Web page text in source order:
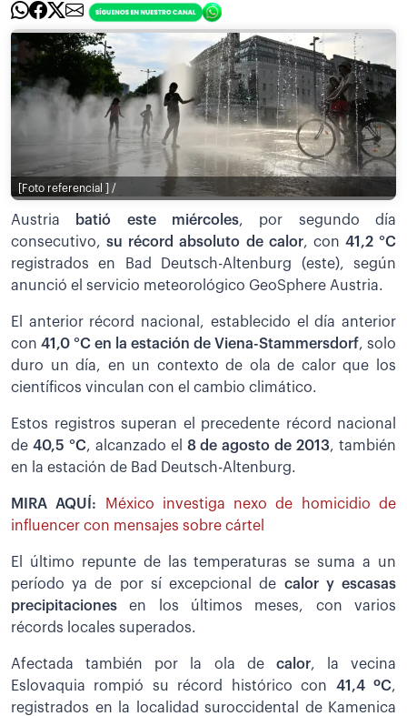
[Foto referencial ] /
Austria batió este miércoles, por segundo día
consecutivo,su récord absoluto de calor, con 41,2 °C
registrados en Bad Deutsch-Altenburg (este), según
anunció el servicio meteorológico GeoSphere Austria.
El anterior récord nacional, establecido el día anterior
con 41,0 °C en la estación de Viena-Stammersdorf, solo
duro un día, en un contexto de ola de calor que los
científicos vinculan con el cambio climático.
Estos registros superan el precedente récord nacional
de 40,5 °C, alcanzado el 8 de agosto de 2013, también
en la estación de Bad Deutsch-Altenburg.
MIRA AQUÍ: México investiga nexo de homicidio de
influencer con mensajes sobre cártel
El último repunte de las temperaturas se suma a un
período ya de por sí excepcional de calor y escasas
precipitacionesen los últimos meses, con varios
récords locales superados.
Afectada también por la ola de calor, la vecina
Eslovaquia rompió su récord histórico con 41,4 ºC,
registrados en la localidad suroccidental de Kamenica